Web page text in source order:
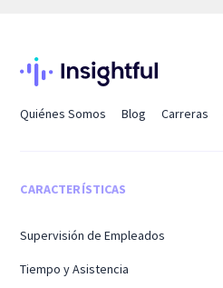
Quiénes Somos Blog Carreras
CARACTERÍSTICAS
Supervisión de Empleados
Tiempo y Asistencia